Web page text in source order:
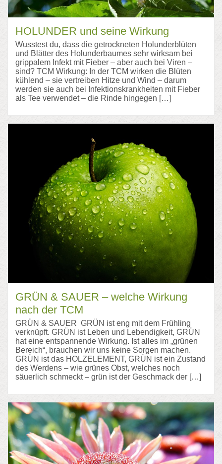
HOLUNDER und seine Wirkung
Wusstest du, dass die getrockneten Holunderblüten
und Blätter des Holunderbaumes sehr wirksam bei
grippalem Infekt mit Fieber – aber auch bei Viren –
sind? TCM Wirkung: In der TCM wirken die Blüten
kühlend – sie vertreiben Hitze und Wind – darum
werden sie auch bei Infektionskrankheiten mit Fieber
als Tee verwendet – die Rinde hingegen […]
GRÜN & SAUER – welche Wirkung
nach der TCM
GRÜN & SAUER GRÜN ist eng mit dem Frühling
verknüpft. GRÜN ist Leben und Lebendigkeit, GRÜN
hat eine entspannende Wirkung. Ist alles im „grünen
Bereich“, brauchen wir uns keine Sorgen machen.
GRÜN ist das HOLZELEMENT, GRÜN ist ein Zustand
des Werdens – wie grünes Obst, welches noch
säuerlich schmeckt – grün ist der Geschmack der […]